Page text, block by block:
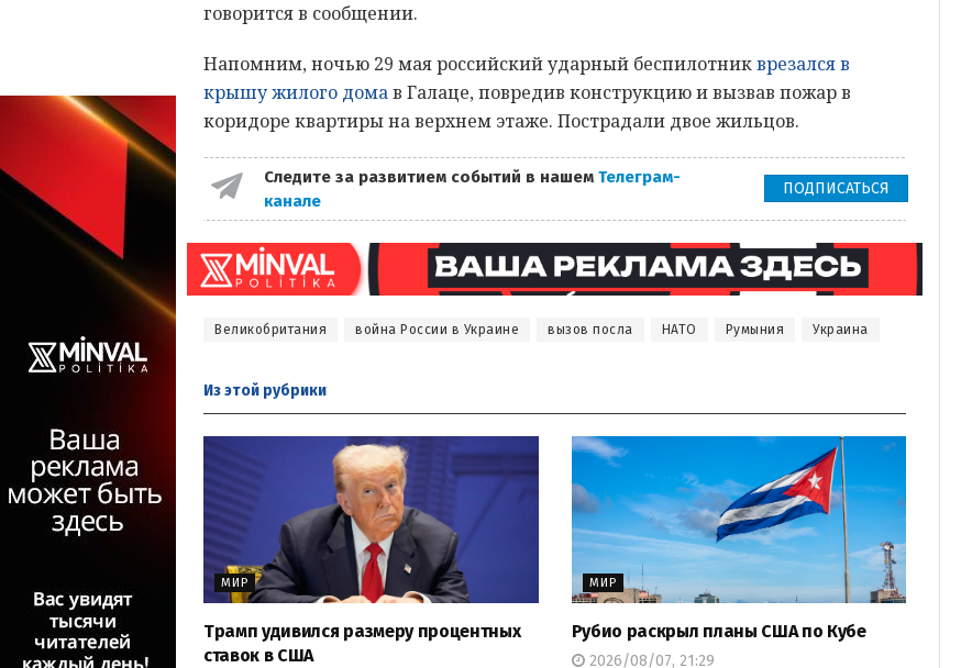
говорится в сообщении.
Напомним, ночью 29 мая российский ударный беспилотникврезался в
крышу жилого домав Галаце, повредив конструкцию и вызвав пожар в
коридоре квартиры на верхнем этаже. Пострадали двое жильцов.
Следите за развитием событий в нашем Телеграм-
канале
ПОДПИСАТЬСЯ
Великобритания война России в Украине вызов посла НАТО Румыния Украина
Из этой рубрики
МИР
Трамп удивился размеру процентных
ставок в США
МИР
Рубио раскрыл планы США по Кубе
2026/08/07, 21:29